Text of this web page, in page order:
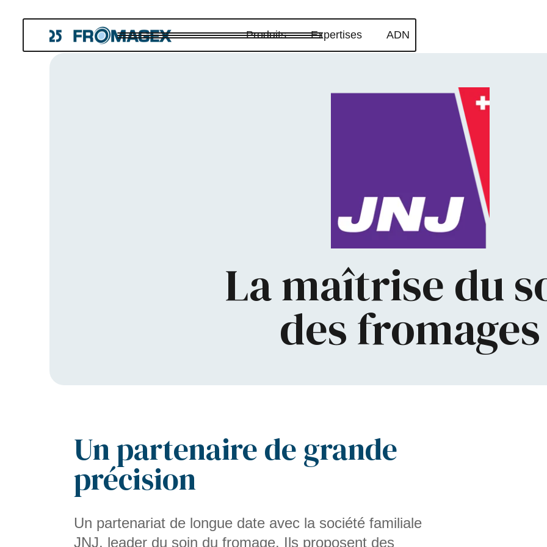
Produits Expertises ADN
La maîtrise du
des fromages
Un partenaire de grande
précision
Un partenariat de longue date avec la société familiale
JNJ, leader du soin du fromage. Ils proposent des